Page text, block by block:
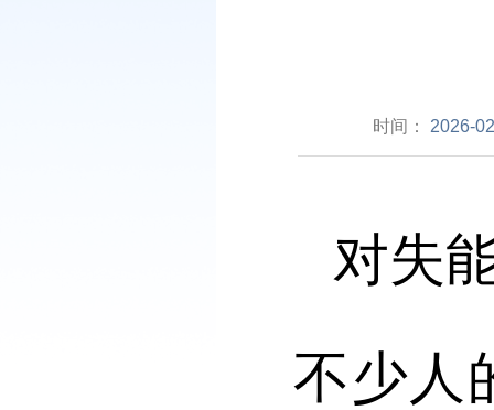
时间： 2026-
对失
不少人